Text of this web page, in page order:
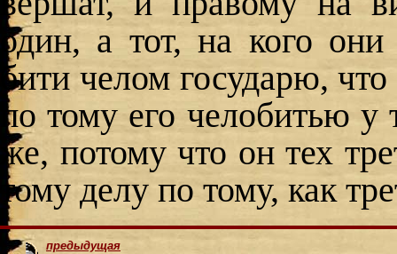
один, а тот, на кого
бити челом государю,
по тому его челобитью у
же, потому что он тех
тому делу по тому, как
предыдущая